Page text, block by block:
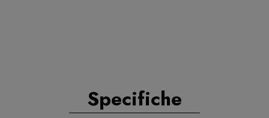
Specifiche